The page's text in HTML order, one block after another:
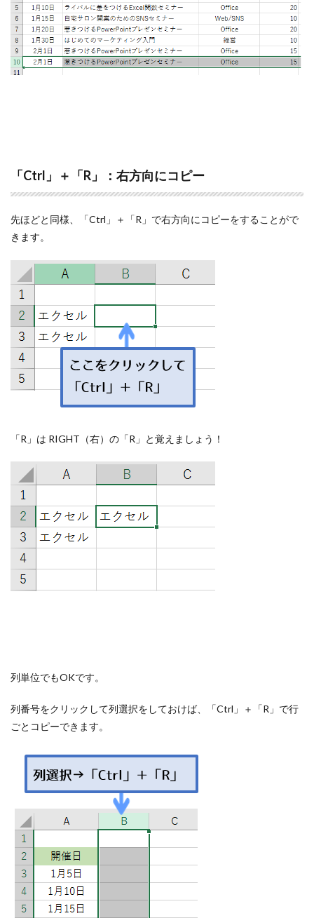
「Ctrl」＋「R」：右方向にコピー
先ほどと同様、「Ctrl」＋「R」で右方向にコピーをすることがで
きます。
「R」は RIGHT（右）の「R」と覚えましょう！
列単位でもOKです。
列番号をクリックして列選択をしておけば、「Ctrl」＋「R」で行
ごとコピーできます。